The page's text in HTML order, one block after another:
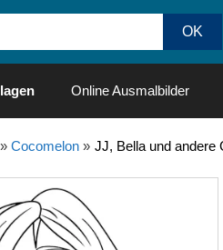
Online Ausmalbilder
Cocomelon» JJ, Bella und andere